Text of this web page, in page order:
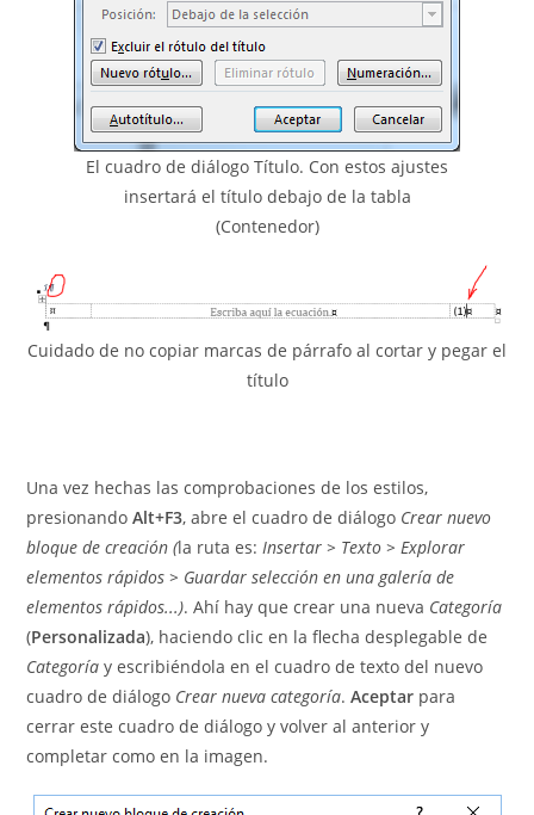
El cuadro de diálogo Título. Con estos ajustes
insertará el título debajo de la tabla
(Contenedor)
Cuidado de no copiar marcas de párrafo al cortar y pegar el
título
Una vez hechas las comprobaciones de los estilos,
presionandoAlt+F3, abre el cuadro de diálogo Crear nuevo
bloque de creación (la ruta es: Insertar > Texto > Explorar
elementos rápidos > Guardar selección en una galería de
elementos rápidos...). Ahí hay que crear una nueva Categoría
(Personalizada), haciendo clic en la flecha desplegable de
Categoría y escribiéndola en el cuadro de texto del nuevo
cuadro de diálogo Crear nueva categoría.Aceptar para
cerrar este cuadro de diálogo y volver al anterior y
completar como en la imagen.